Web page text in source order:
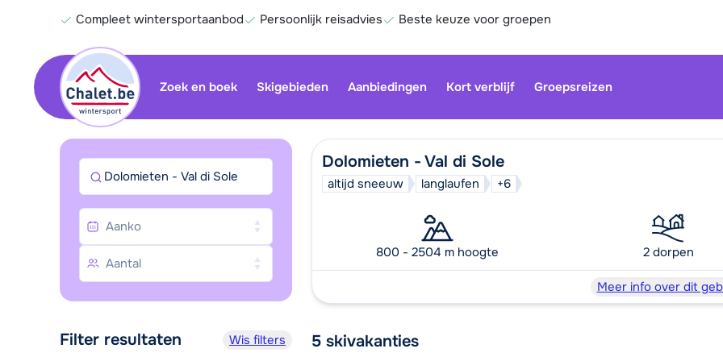
Compleet wintersportaanbod Persoonlijk reisadvies Beste keuze voor groepen
Zoek en boek Skigebieden Aanbiedingen Kort verblijf Groepsreizen
Dolomieten - Val di Sole
altijd sneeuw langlaufen +6
800 - 2504 m hoogte 2 dorpen
Meer info over dit
5 skivakanties
Dolomieten - Val di Sole
Filter resultaten Wis filters